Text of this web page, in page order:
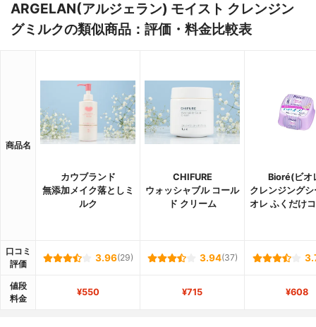
ARGELAN(アルジェラン) モイスト クレンジン
グミルクの類似商品：評価・料金比較表
商品名
カウブランド
無添加メイク落としミ
ルク
CHIFURE
ウォッシャブル コール
ド クリーム
Bioré(ビオ
クレンジングシ
オレ ふくだけ
口コミ
評価
3.96(29) 3.94(37)
値段
料金
¥550 ¥715 ¥608